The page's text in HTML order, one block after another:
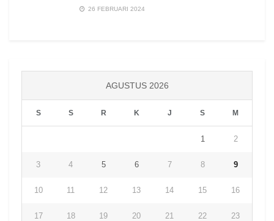
26 FEBRUARI 2024
AGUSTUS 2026
S S R K J S M
1 2
3 4 5 6 7 8 9
10 11 12 13 14 15 16
17 18 19 20 21 22 23